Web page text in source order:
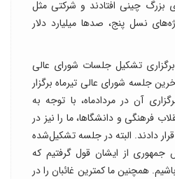
بزرگ چینی افتادند و شرکتی مثل
نسل پنج، صدها میلیارد دلار
برگزاری تشکیل جلسات شورای عالی
جلسه شورای عالی تیرماه برگزار
آن در مردادماه، با توجه به
فرهنگی و دانشگاها، ما را نیز در
دادند. البته در جلسه تشکیل‌شده
جمهوری از ایشان قول گرفتیم که
همچنین ما کمترین غائبان را در